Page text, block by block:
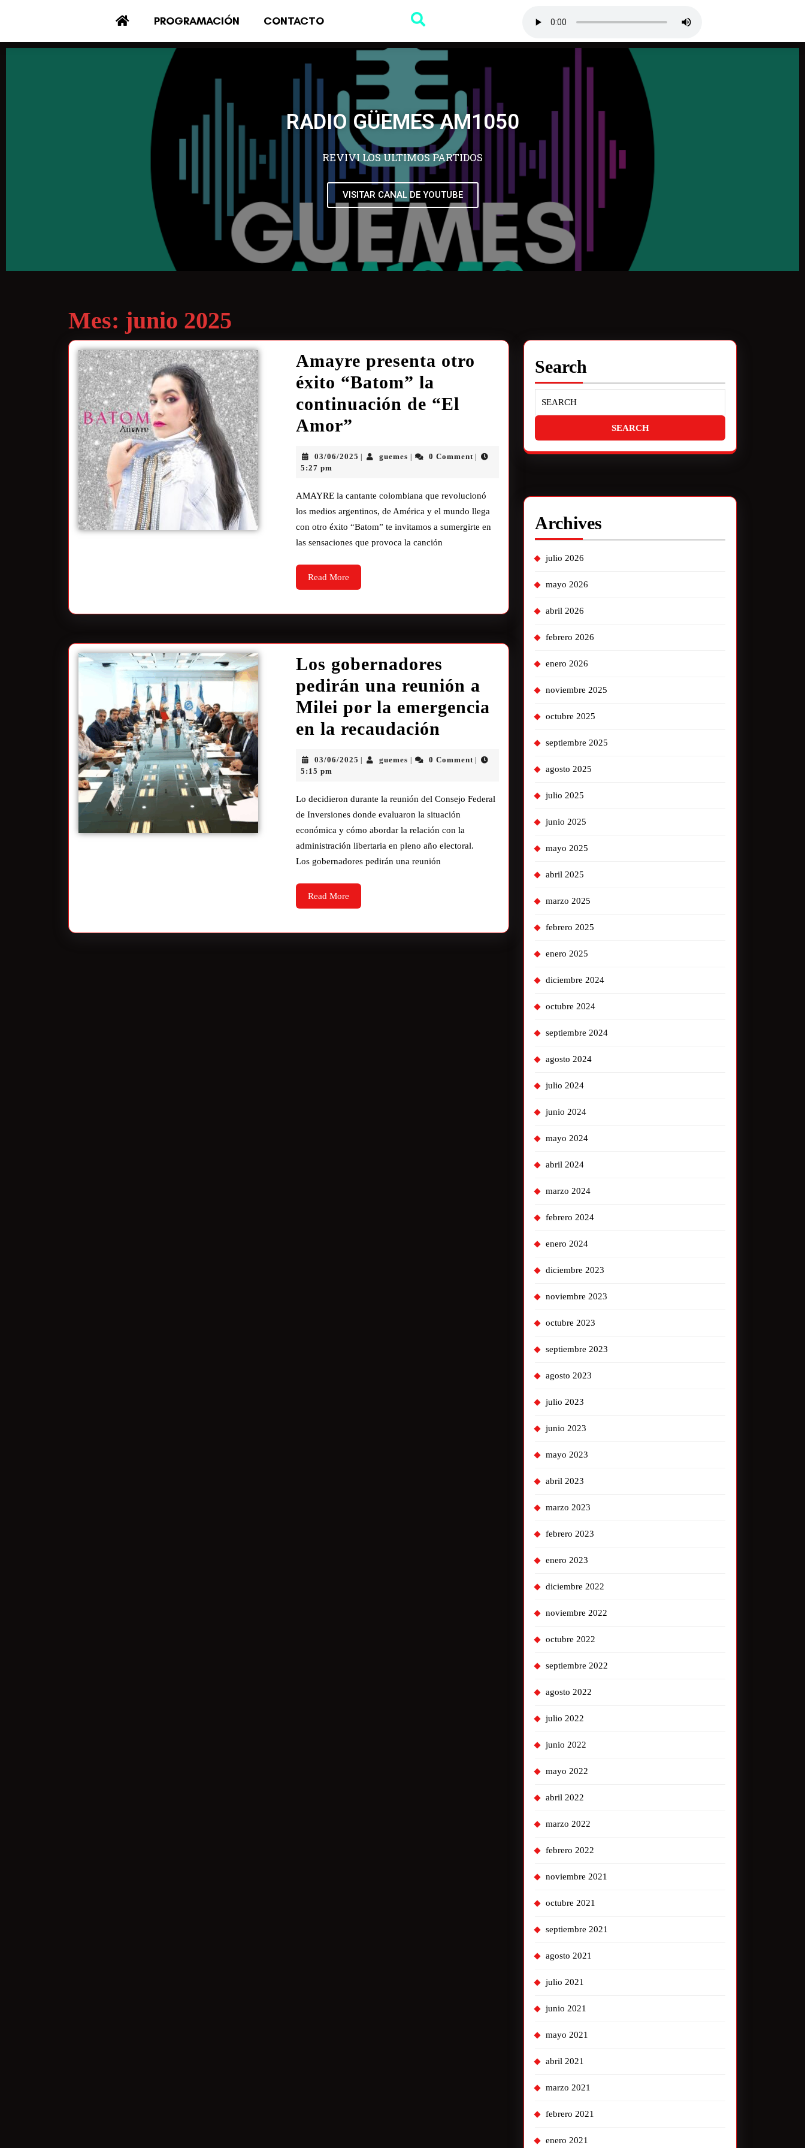
PROGRAMACIÓN CONTACTO
RADIO GÜEMES AM1050
REVIVI LOS ULTIMOS PARTIDOS
VISITAR CANAL DE YOUTUBE
Mes: junio 2025
Amayre presenta otro
éxito “Batom” la
continuación de “El
Amor”
03/06/2025 guemes 0 Comment
5:27 pm
AMAYRE la cantante colombiana que revolucionó
los medios argentinos, de América y el mundo llega
con otro éxito “Batom” te invitamos a sumergirte en
las sensaciones que provoca la canción
Read More
Los gobernadores
pedirán una reunión a
Milei por la emergencia
en la recaudación
03/06/2025 guemes 0 Comment
5:15 pm
Lo decidieron durante la reunión del Consejo Federal
de Inversiones donde evaluaron la situación
económica y cómo abordar la relación con la
administración libertaria en pleno año electoral.
Los gobernadores pedirán una reunión
Read More
Search
Archives
julio 2026
mayo 2026
abril 2026
febrero 2026
enero 2026
noviembre 2025
octubre 2025
septiembre 2025
agosto 2025
julio 2025
junio 2025
mayo 2025
abril 2025
marzo 2025
febrero 2025
enero 2025
diciembre 2024
octubre 2024
septiembre 2024
agosto 2024
julio 2024
junio 2024
mayo 2024
abril 2024
marzo 2024
febrero 2024
enero 2024
diciembre 2023
noviembre 2023
octubre 2023
septiembre 2023
agosto 2023
julio 2023
junio 2023
mayo 2023
abril 2023
marzo 2023
febrero 2023
enero 2023
diciembre 2022
noviembre 2022
octubre 2022
septiembre 2022
agosto 2022
julio 2022
junio 2022
mayo 2022
abril 2022
marzo 2022
febrero 2022
noviembre 2021
octubre 2021
septiembre 2021
agosto 2021
julio 2021
junio 2021
mayo 2021
abril 2021
marzo 2021
febrero 2021
enero 2021